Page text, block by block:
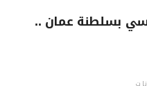
بسلطنة عمان ..